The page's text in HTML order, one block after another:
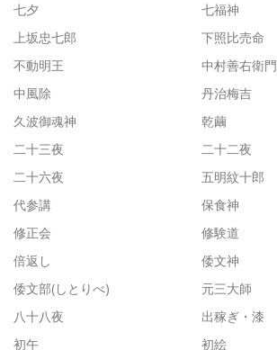
七夕
七福神
上坂忠七郎
下照比売命
不動明王
中村善右衛門
中風除
丹治梅吉
久波御魂神
乾繭
二十三夜
二十二夜
二十六夜
五明紋十郎
代参講
保食神
修正会
修験道
倍返し
倭文神
倭文部(しとりべ)
元三大師
八十八夜
出稼ぎ・漆
初午
初絵